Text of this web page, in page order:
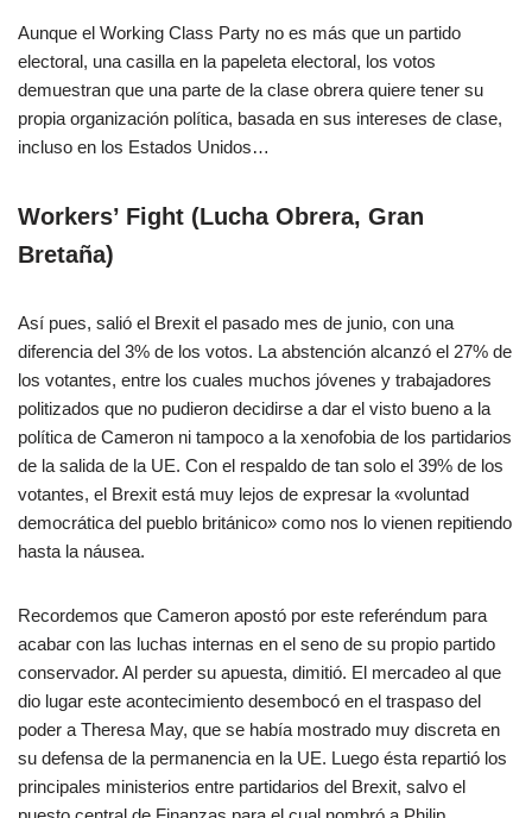
Aunque el Working Class Party no es más que un partido
electoral, una casilla en la papeleta electoral, los votos
demuestran que una parte de la clase obrera quiere tener su
propia organización política, basada en sus intereses de clase,
incluso en los Estados Unidos…
Workers’ Fight (Lucha Obrera, Gran
Bretaña)
Así pues, salió el Brexit el pasado mes de junio, con una
diferencia del 3% de los votos. La abstención alcanzó el 27% de
los votantes, entre los cuales muchos jóvenes y trabajadores
politizados que no pudieron decidirse a dar el visto bueno a la
política de Cameron ni tampoco a la xenofobia de los partidarios
de la salida de la UE. Con el respaldo de tan solo el 39% de los
votantes, el Brexit está muy lejos de expresar la «voluntad
democrática del pueblo británico» como nos lo vienen repitiendo
hasta la náusea.
Recordemos que Cameron apostó por este referéndum para
acabar con las luchas internas en el seno de su propio partido
conservador. Al perder su apuesta, dimitió. El mercadeo al que
dio lugar este acontecimiento desembocó en el traspaso del
poder a Theresa May, que se había mostrado muy discreta en
su defensa de la permanencia en la UE. Luego ésta repartió los
principales ministerios entre partidarios del Brexit, salvo el